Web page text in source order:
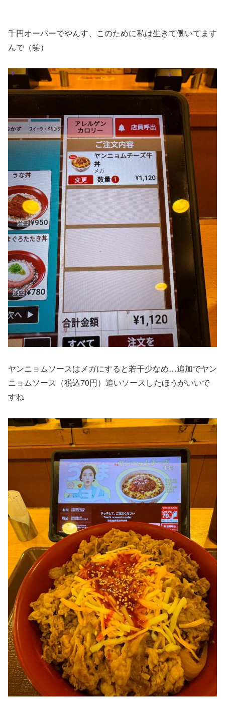
千円オーバーでやんす、このために私は生きて働いてます
んで（笑）
ヤンニョムソースはメガにすると若干少なめ…追加でヤン
ニョムソース（税込70円）追いソースしたほうがいいで
すね